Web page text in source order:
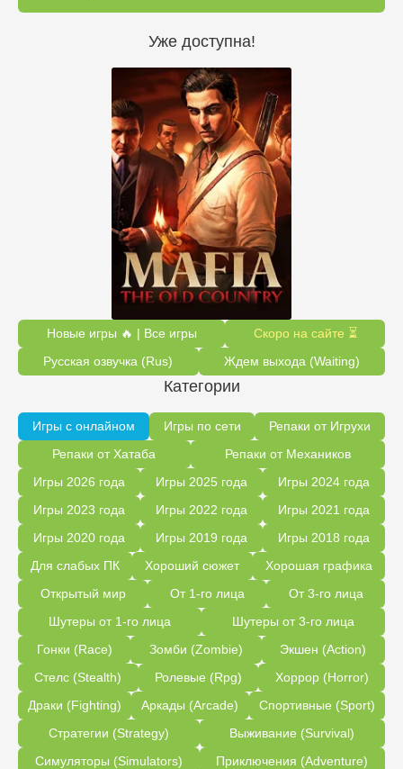
Уже доступна!
Новые игры 🔥 | Все игры
Скоро на сайте ⏳
Русская озвучка (Rus)
Ждем выхода (Waiting)
Категории
Игры с онлайном Игры по сети
Репаки от Игрухи
Репаки от Хатаба
Репаки от Механиков
Игры 2026 года
Игры 2025 года
Игры 2024 года
Игры 2023 года
Игры 2022 года
Игры 2021 года
Игры 2020 года
Игры 2019 года
Игры 2018 года
Для слабых ПК
Хороший сюжет
Хорошая графика
Открытый мир
От 1-го лица
От 3-го лица
Шутеры от 1-го лица
Шутеры от 3-го лица
Гонки (Race)
Зомби (Zombie)
Экшен (Action)
Стелс (Stealth)
Ролевые (Rpg)
Хоррор (Horror)
Драки (Fighting)
Аркады (Arcade)
Спортивные (Sport)
Стратегии (Strategy)
Выживание (Survival)
Симуляторы (Simulators)
Приключения (Adventure)